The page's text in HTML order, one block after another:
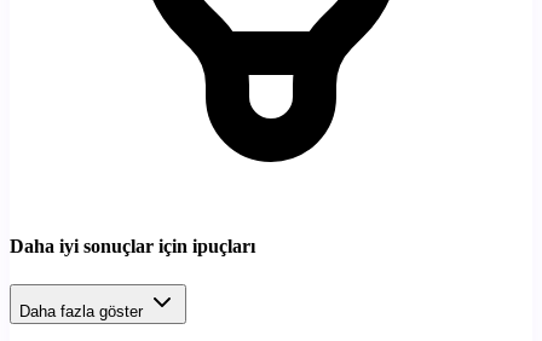
Daha iyi sonuçlar için ipuçları
Daha fazla göster